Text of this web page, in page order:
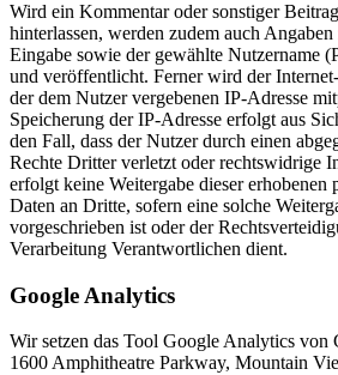
Wird ein Kommentar oder sonstiger
hinterlassen, werden zudem auch
Eingabe sowie der gewählte Nutzername
und veröffentlicht. Ferner wird der
der dem Nutzer vergebenen IP-Adresse
Speicherung der IP-Adresse erfolgt aus
den Fall, dass der Nutzer durch einen
Rechte Dritter verletzt oder rechtswidrige
erfolgt keine Weitergabe dieser erhobenen
Daten an Dritte, sofern eine solche
vorgeschrieben ist oder der
Verarbeitung Verantwortlichen dient.
Google Analytics
Wir setzen das Tool Google Analytics von
1600 Amphitheatre Parkway, Mountain